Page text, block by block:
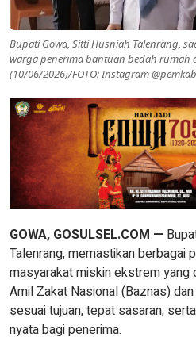
Bupati Gowa, Sitti Husniah Talenrang,
warga penerima bantuan bedah rumah
(10/06/2026)/FOTO: Instagram
GOWA, GOSULSEL.COM —
Talenrang, memastikan berbagai
masyarakat miskin ekstrem yang
Amil Zakat Nasional (Baznas)
sesuai tujuan, tepat sasaran,
nyata bagi penerima.